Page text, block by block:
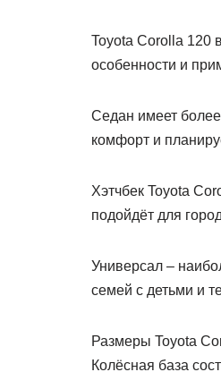
Toyota Corolla 120
особенности и
Седан имеет более
комфорт и
Хэтчбек Toyota
подойдёт для
Универсал –
семей с детьми и
Размеры Toyota
Колёсная база